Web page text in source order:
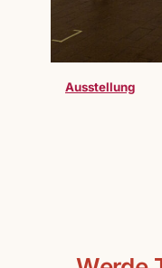
Ausstellung